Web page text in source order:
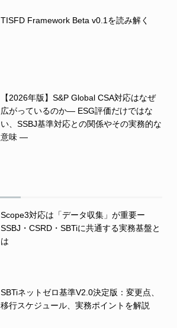
TISFD Framework Beta v0.1を読み解く
【2026年版】S&P Global CSA対応はなぜ
広がっているのか― ESG評価だけではな
い、SSBJ基準対応との関係やその実務的な
意味 ―
Scope3対応は「データ収集」が重要ー
SSBJ・CSRD・SBTiに共通する実務基盤と
は
SBTiネットゼロ基準V2.0決定版：変更点、
移行スケジュール、実務ポイントを解説